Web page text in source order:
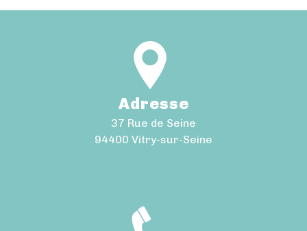
Adresse
37 Rue de Seine
94400 Vitry-sur-Seine